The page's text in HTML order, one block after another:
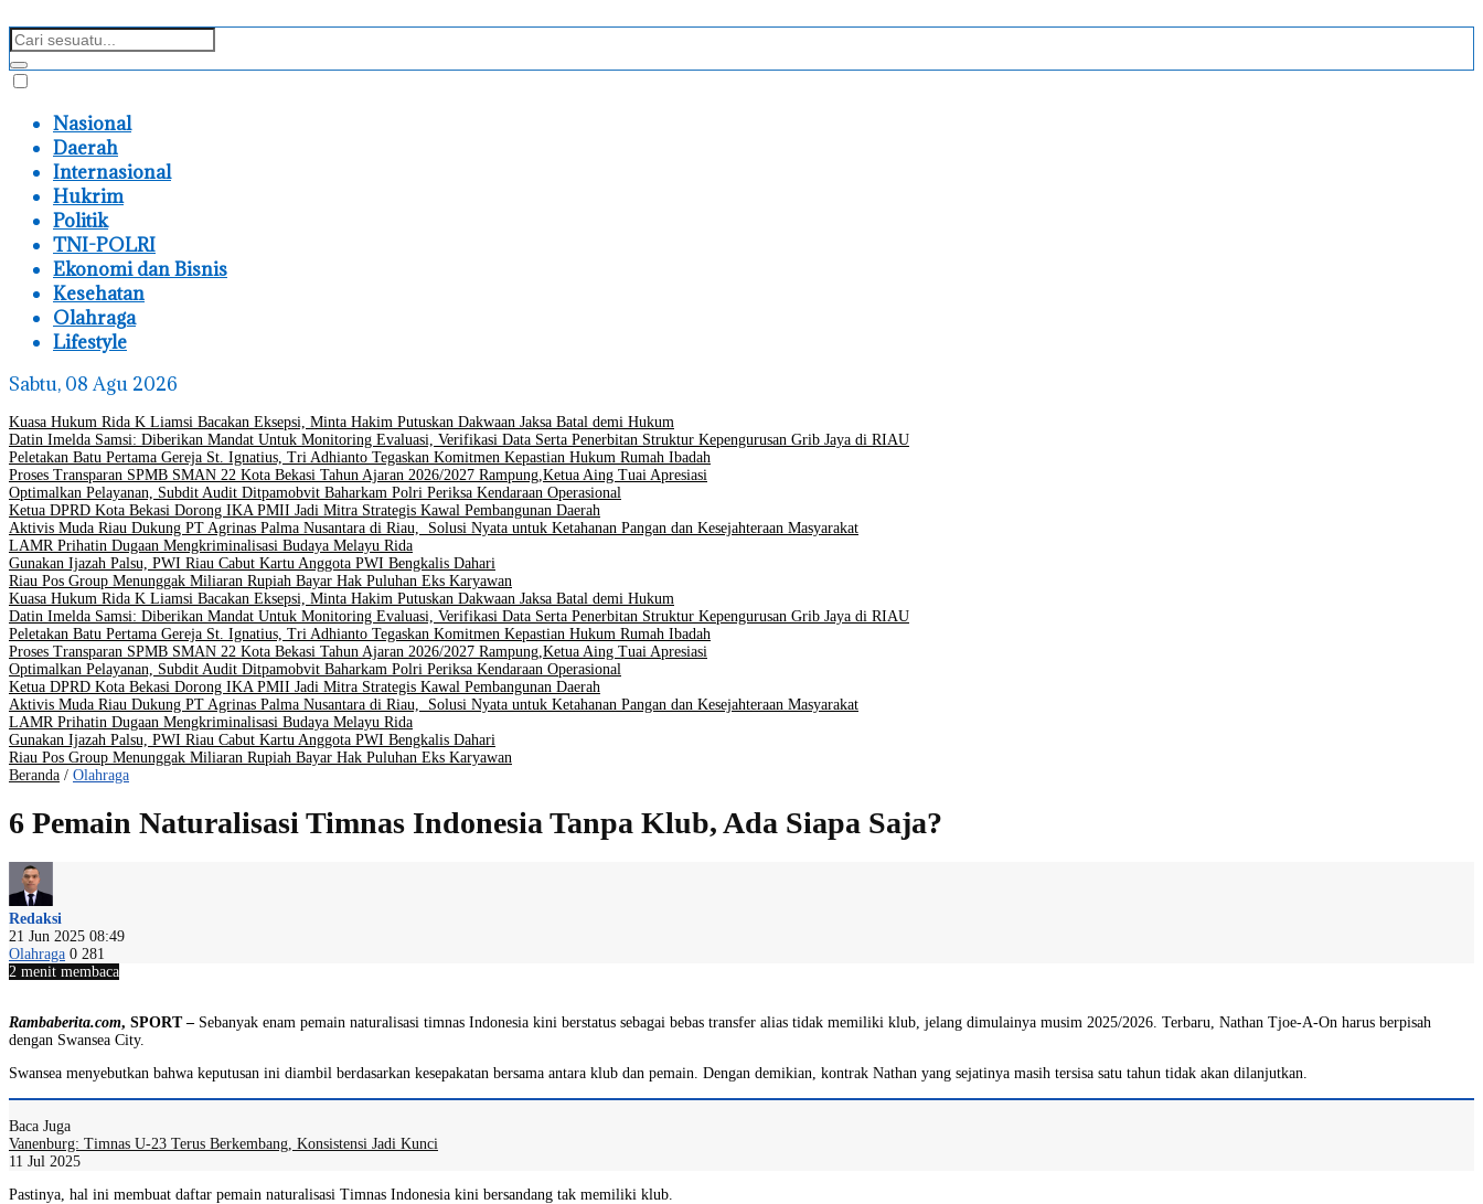
Nasional
Daerah
Internasional
Hukrim
Politik
TNI-POLRI
Ekonomi dan Bisnis
Kesehatan
Olahraga
Lifestyle
Sabtu, 08 Agu 2026
Kuasa Hukum Rida K Liamsi Bacakan Eksepsi, Minta Hakim Putuskan Dakwaan Jaksa Batal demi Hukum
Datin Imelda Samsi: Diberikan Mandat Untuk Monitoring Evaluasi, Verifikasi Data Serta Penerbitan Struktur Kepengurusan Grib Jaya di RIAU
Peletakan Batu Pertama Gereja St. Ignatius, Tri Adhianto Tegaskan Komitmen Kepastian Hukum Rumah Ibadah
Proses Transparan SPMB SMAN 22 Kota Bekasi Tahun Ajaran 2026/2027 Rampung,Ketua Aing Tuai Apresiasi
Optimalkan Pelayanan, Subdit Audit Ditpamobvit Baharkam Polri Periksa Kendaraan Operasional
Ketua DPRD Kota Bekasi Dorong IKA PMII Jadi Mitra Strategis Kawal Pembangunan Daerah
Aktivis Muda Riau Dukung PT Agrinas Palma Nusantara di Riau, Solusi Nyata untuk Ketahanan Pangan dan Kesejahteraan Masyarakat
LAMR Prihatin Dugaan Mengkriminalisasi Budaya Melayu Rida
Gunakan Ijazah Palsu, PWI Riau Cabut Kartu Anggota PWI Bengkalis Dahari
Riau Pos Group Menunggak Miliaran Rupiah Bayar Hak Puluhan Eks Karyawan
Kuasa Hukum Rida K Liamsi Bacakan Eksepsi, Minta Hakim Putuskan Dakwaan Jaksa Batal demi Hukum
Datin Imelda Samsi: Diberikan Mandat Untuk Monitoring Evaluasi, Verifikasi Data Serta Penerbitan Struktur Kepengurusan Grib Jaya di RIAU
Peletakan Batu Pertama Gereja St. Ignatius, Tri Adhianto Tegaskan Komitmen Kepastian Hukum Rumah Ibadah
Proses Transparan SPMB SMAN 22 Kota Bekasi Tahun Ajaran 2026/2027 Rampung,Ketua Aing Tuai Apresiasi
Optimalkan Pelayanan, Subdit Audit Ditpamobvit Baharkam Polri Periksa Kendaraan Operasional
Ketua DPRD Kota Bekasi Dorong IKA PMII Jadi Mitra Strategis Kawal Pembangunan Daerah
Aktivis Muda Riau Dukung PT Agrinas Palma Nusantara di Riau, Solusi Nyata untuk Ketahanan Pangan dan Kesejahteraan Masyarakat
LAMR Prihatin Dugaan Mengkriminalisasi Budaya Melayu Rida
Gunakan Ijazah Palsu, PWI Riau Cabut Kartu Anggota PWI Bengkalis Dahari
Riau Pos Group Menunggak Miliaran Rupiah Bayar Hak Puluhan Eks Karyawan
Beranda / Olahraga
6 Pemain Naturalisasi Timnas Indonesia Tanpa Klub, Ada Siapa Saja?
Redaksi
21 Jun 2025 08:49
Olahraga 0 281
2 menit membaca
Rambaberita.com, SPORT – Sebanyak enam pemain naturalisasi timnas Indonesia kini berstatus sebagai bebas transfer alias tidak memiliki klub, jelang dimulainya musim 2025/2026. Terbaru, Nathan Tjoe-A-On harus berpisah
dengan Swansea City.
Swansea menyebutkan bahwa keputusan ini diambil berdasarkan kesepakatan bersama antara klub dan pemain. Dengan demikian, kontrak Nathan yang sejatinya masih tersisa satu tahun tidak akan dilanjutkan.
Baca Juga
Vanenburg: Timnas U-23 Terus Berkembang, Konsistensi Jadi Kunci
11 Jul 2025
Pastinya, hal ini membuat daftar pemain naturalisasi Timnas Indonesia kini bersandang tak memiliki klub.